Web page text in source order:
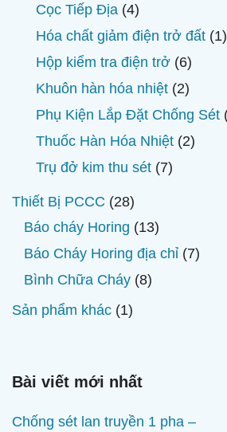
phẩm
Cọc Tiếp Địa 44
sản
phẩm
Hóa chất giảm điện trở đất 11
Hộp kiểm tra điện trở 66
sản
phẩm
Khuôn hàn hóa nhiệt 22
sản
phẩm
Phụ Kiện Lắp Đặt Chống Sét
Thuốc Hàn Hóa Nhiệt 22
Trụ đở kim thu sét 77
Thiết Bị PCCC 2828
sản
phẩm
Báo cháy Horing 1313
sản
Báo Cháy Horing địa chỉ 77
Bình Chữa Cháy 88
Sản phẩm khác 11
Bài viết mới nhất
Chống sét lan truyền 1 pha –